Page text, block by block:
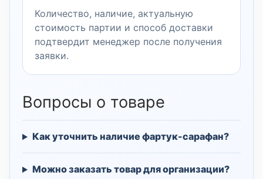
Количество, наличие, актуальную
стоимость партии и способ доставки
подтвердит менеджер после получения
заявки.
Вопросы о товаре
Как уточнить наличие фартук-сарафан?
Можно заказать товар для организации?